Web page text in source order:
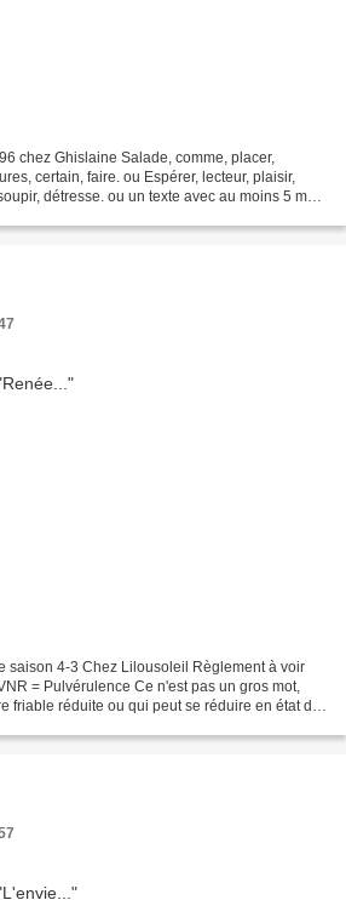
chez Ghislaine Salade, comme, placer,
certain, faire. ou Espérer, lecteur, plaisir,
détresse. ou un texte avec au moins 5 mots
saison 4-3 Chez Lilousoleil Règlement à voir
= Pulvérulence Ce n'est pas un gros mot,
friable réduite ou qui peut se réduire en état de